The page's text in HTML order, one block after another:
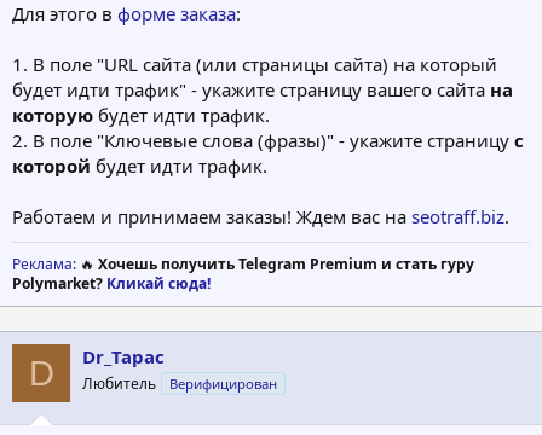
Для этого в форме заказа:
1. В поле "URL сайта (или страницы сайта) на который
будет идти трафик" - укажите страницу вашего сайта на
которую будет идти трафик.
2. В поле "Ключевые слова (фразы)" - укажите страницу с
которой будет идти трафик.
Работаем и принимаем заказы! Ждем вас на seotraff.biz.
Реклама: 🔥 Хочешь получить Telegram Premium и стать гуру
Polymarket? Кликай сюда!
D Dr_Tapac
Любитель Верифицирован